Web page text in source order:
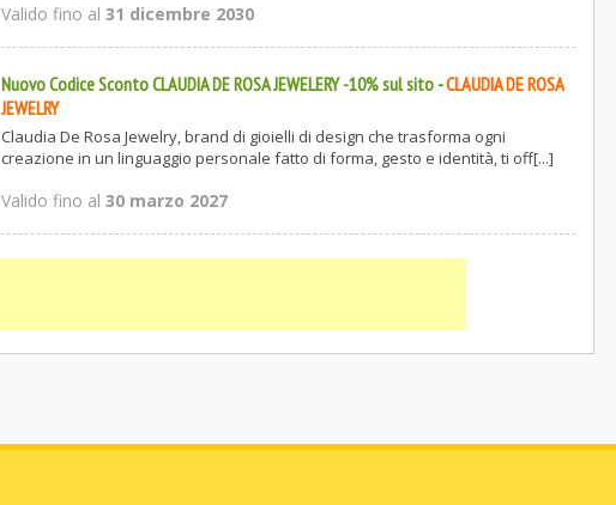
Valido fino al31 dicembre 2030
Nuovo Codice Sconto CLAUDIA DE ROSA JEWELERY -10% sul sito -CLAUDIA DE ROSA
JEWELRY
Claudia De Rosa Jewelry, brand di gioielli di design che trasforma ogni
creazione in un linguaggio personale fatto di forma, gesto e identità, ti off[...]
Valido fino al30 marzo 2027